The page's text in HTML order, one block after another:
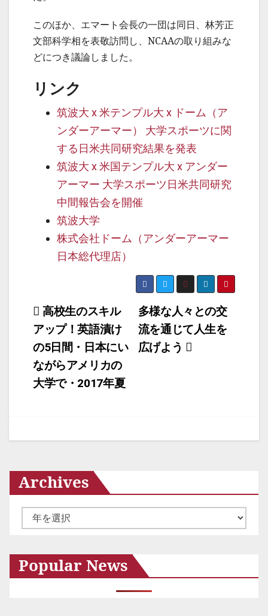
このほか、エマート会長の一団は同日、林芳正
文部科学相を表敬訪問し、NCAAの取り組みな
どにつき議論しました。
リンク
筑波大 x 米テンプル大 x ドーム（ア
ンダーアーマー） 大学スポーツに関
する日米共同研究結果を発表
筑波大 x 米国テンプル大 x アンダー
アーマー 大学スポーツ日米共同研究
中間報告会を開催
筑波大学
株式会社ドーム（アンダーアーマー
日本総代理店）
投
稿
ナ
ビ
シ
ン
多様な人々との交
流を通じて人生を
広げよう
高校生のスキル
アップ！英語漬け
の5日間・日本にい
ながらアメリカの
大学で・2017年夏
Archives
ー
イ
ブ
Popular News